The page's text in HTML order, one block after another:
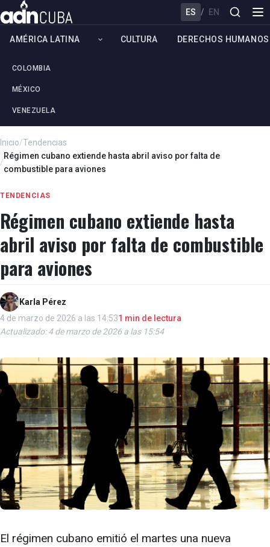
ES / EN
AMÉRICA LATINA
COLOMBIA
MÉXICO
VENEZUELA
CULTURA DERECHOS HUMANOS
Inicio/Tendencias
/
Régimen cubano extiende hasta abril aviso por falta de
combustible para aviones
TENDENCIAS
Régimen cubano extiende hasta
abril aviso por falta de combustible
para aviones
Karla Pérez
4 de marzo de 2026 a las 14:531 min de lectura
Actualizado: 4 de marzo de 2026 a las 15:54
El régimen cubano emitió el martes una nueva